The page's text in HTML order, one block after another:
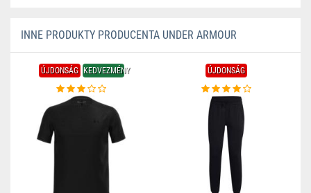
INNE PRODUKTY PRODUCENTA UNDER ARMOUR
ÚJDONSÁG KEDVEZMÉNY ÚJDONSÁG